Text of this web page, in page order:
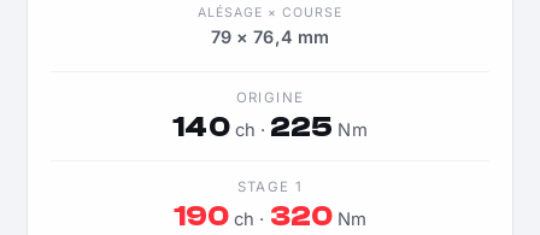
ALÉSAGE × COURSE
79 × 76,4 mm
ORIGINE
140ch · 225 Nm
STAGE 1
190 ch · 320Nm